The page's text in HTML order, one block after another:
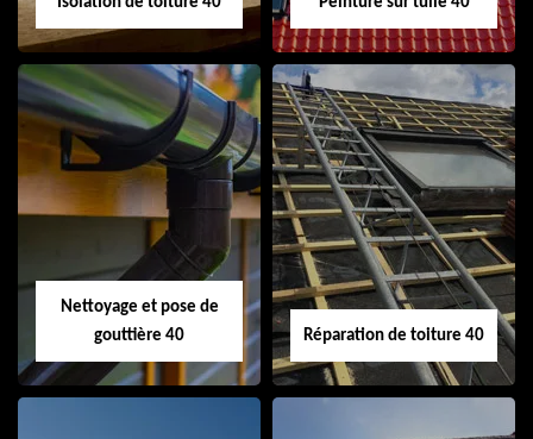
Isolation de toiture
40
Peinture sur tuile
40
Nettoyage et pose de
gouttière 40
Réparation de toiture 40